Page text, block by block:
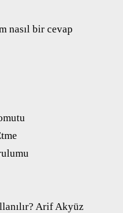
nasıl bir cevap
Arif Akyüz